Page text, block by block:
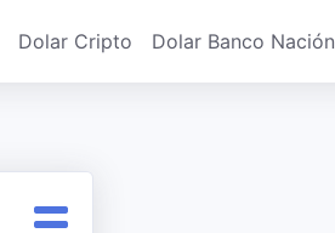
Dolar Cripto Dolar Banco Nación